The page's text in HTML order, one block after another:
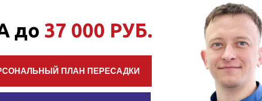
ПЛАН ПЕРЕСАДКИ
до 37 000 РУБ.